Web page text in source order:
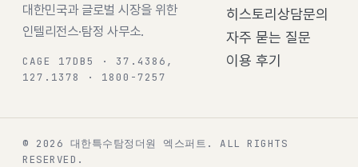
대한민국과 글로벌 시장을 위한
인텔리전스·탐정 사무소.
CAGE 17DB5 · 37.4386,
127.1378 · 1800-7257
히스토리상담문의
자주 묻는 질문
이용 후기
© 2026 대한특수탐정더원 엑스퍼트.
ALL RIGHTS
RESERVED.